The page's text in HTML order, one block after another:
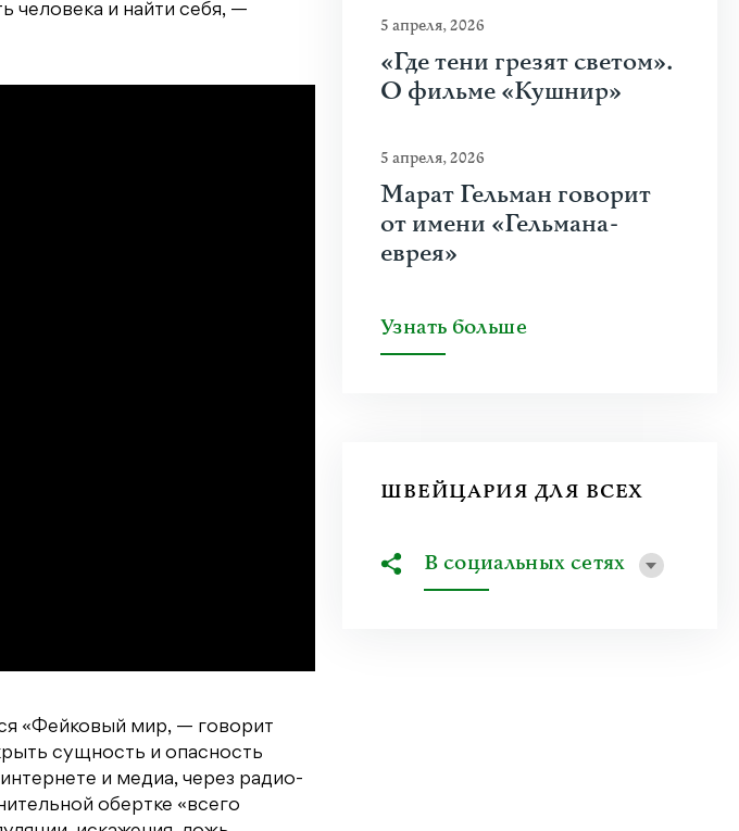
человека и найти себя, —
«Фейковый мир, — говорит
сущность и опасность
и медиа, через радио-
обертке «всего
5 апреля, 2026
«Где тени грезят светом».
О фильме «Кушнир»
5 апреля, 2026
Марат Гельман говорит
от имени «Гельмана-
еврея»
Узнать больше
ШВЕЙЦАРИЯ ДЛЯ ВСЕХ
В социальных сетях